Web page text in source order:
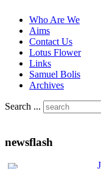
Who Are We
Aims
Contact Us
Lotus Flower
Links
Samuel Bolis
Archives
Search ...
newsflash